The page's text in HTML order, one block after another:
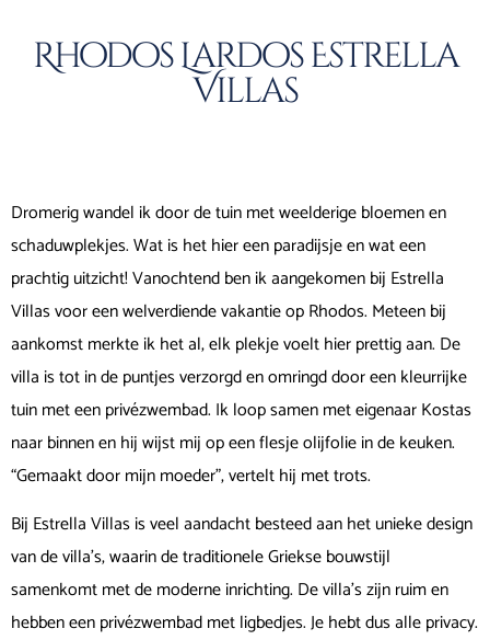
Rhodos Lardos Estrella
Villas
Dromerig wandel ik door de tuin met weelderige bloemen en
schaduwplekjes. Wat is het hier een paradijsje en wat een
prachtig uitzicht! Vanochtend ben ik aangekomen bij Estrella
Villas voor een welverdiende vakantie op Rhodos. Meteen bij
aankomst merkte ik het al, elk plekje voelt hier prettig aan. De
villa is tot in de puntjes verzorgd en omringd door een kleurrijke
tuin met een privézwembad. Ik loop samen met eigenaar Kostas
naar binnen en hij wijst mij op een flesje olijfolie in de keuken.
“Gemaakt door mijn moeder”, vertelt hij met trots.
Bij Estrella Villas is veel aandacht besteed aan het unieke design
van de villa’s, waarin de traditionele Griekse bouwstijl
samenkomt met de moderne inrichting. De villa’s zijn ruim en
hebben een privézwembad met ligbedjes. Je hebt dus alle privacy.